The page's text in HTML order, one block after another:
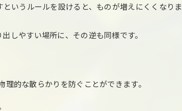
というルールを設けると、ものが増えにくくなりま
しやすい場所に、その逆も同様です。
的な散らかりを防ぐことができます。